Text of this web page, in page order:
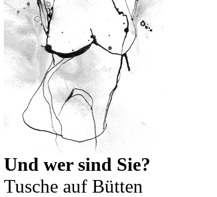
Und wer sind Sie?
Tusche auf Bütten